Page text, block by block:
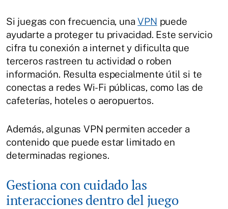
Si juegas con frecuencia, unaVPN puede
ayudarte a proteger tu privacidad. Este servicio
cifra tu conexión a internet y dificulta que
terceros rastreen tu actividad o roben
información. Resulta especialmente útil si te
conectas a redes Wi-Fi públicas, como las de
cafeterías, hoteles o aeropuertos.
Además, algunas VPN permiten acceder a
contenido que puede estar limitado en
determinadas regiones.
Gestiona con cuidado las
interacciones dentro del juego